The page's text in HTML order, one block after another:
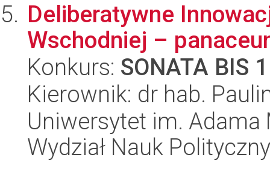
Deliberatywne
Wschodniej –
Konkurs: SONATA BIS
Kierownik: dr hab.
Uniwersytet im.
Wydział Nauk